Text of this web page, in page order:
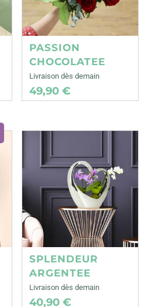
PASSION
CHOCOLATEE
Livraison dès demain
49,90 €
SPLENDEUR
ARGENTEE
Livraison dès demain
40,90 €